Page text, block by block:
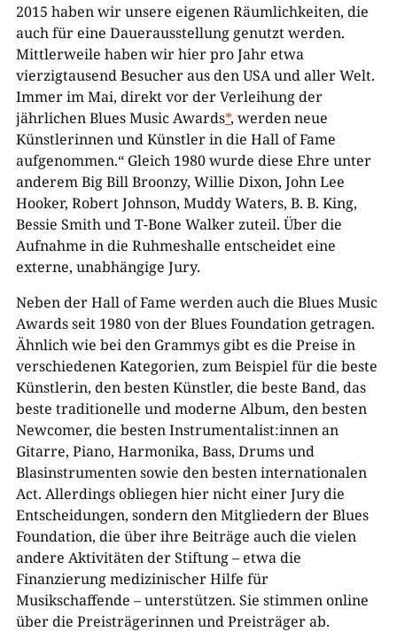
2015 haben wir unsere eigenen Räumlichkeiten, die
auch für eine Dauerausstellung genutzt werden.
Mittlerweile haben wir hier pro Jahr etwa
vierzigtausend Besucher aus den USA und aller Welt.
Immer im Mai, direkt vor der Verleihung der
jährlichen Blues Music Awards*, werden neue
Künstlerinnen und Künstler in die Hall of Fame
aufgenommen.“ Gleich 1980 wurde diese Ehre unter
anderem Big Bill Broonzy, Willie Dixon, John Lee
Hooker, Robert Johnson, Muddy Waters, B. B. King,
Bessie Smith und T-Bone Walker zuteil. Über die
Aufnahme in die Ruhmeshalle entscheidet eine
externe, unabhängige Jury.
Neben der Hall of Fame werden auch die Blues Music
Awards seit 1980 von der Blues Foundation getragen.
Ähnlich wie bei den Grammys gibt es die Preise in
verschiedenen Kategorien, zum Beispiel für die beste
Künstlerin, den besten Künstler, die beste Band, das
beste traditionelle und moderne Album, den besten
Newcomer, die besten Instrumentalist:innen an
Gitarre, Piano, Harmonika, Bass, Drums und
Blasinstrumenten sowie den besten internationalen
Act. Allerdings obliegen hier nicht einer Jury die
Entscheidungen, sondern den Mitgliedern der Blues
Foundation, die über ihre Beiträge auch die vielen
andere Aktivitäten der Stiftung – etwa die
Finanzierung medizinischer Hilfe für
Musikschaffende – unterstützen. Sie stimmen online
über die Preisträgerinnen und Preisträger ab.